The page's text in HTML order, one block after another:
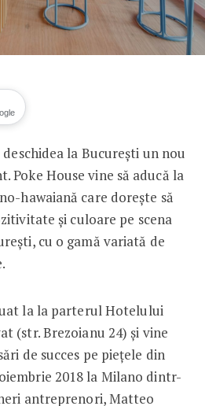
restaurantului
la București un nou
Poke House vine să aducă la
hawaiană care dorește să
și culoare pe scena
cu o gamă variată de
la la parterul Hotelului
(str. Brezoianu 24) și vine
de succes pe piețele din
2018 la Milano dintr-
antreprenori, Matteo